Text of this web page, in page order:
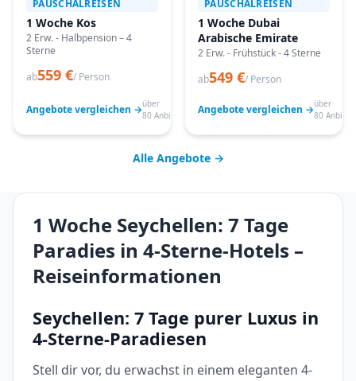
PAUSCHALREISEN
1 Woche Kos
2 Erw. - Halbpension – 4
Sterne
ab559 €/ Person
Angebote vergleichen →über
80 Anbieter
PAUSCHALREISEN
1 Woche Dubai
Arabische Emirate
2 Erw. - Frühstück - 4 Sterne
ab549 €/ Person
Angebote vergleichen →über
80
Alle Angebote →
1 Woche Seychellen: 7 Tage
Paradies in 4-Sterne-Hotels –
Reiseinformationen
Seychellen: 7 Tage purer Luxus in
4-Sterne-Paradiesen
Stell dir vor, du erwachst in einem eleganten 4-